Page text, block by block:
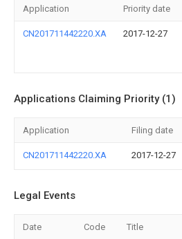
Application Priority date
CN201711442220.XA 2017-12-27
Applications Claiming Priority (1)
Application Filing date
CN201711442220.XA 2017-12-27
Legal Events
Date Code Title